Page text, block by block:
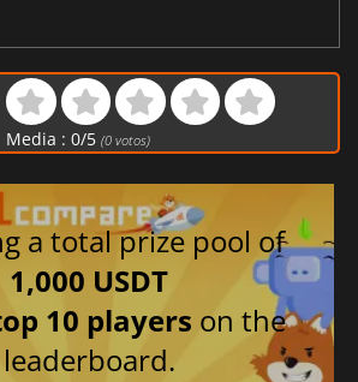
Media : 0/5 (0votos)
a total prize pool of
1,000 USDT
10 players on the
leaderboard.